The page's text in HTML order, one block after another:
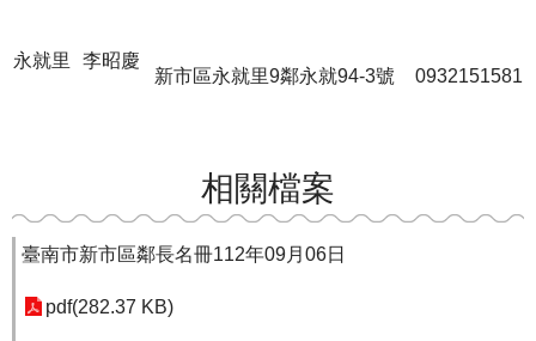
永就里 李昭慶
新市區永就里9鄰永就94-3號 0932151581
相關檔案
臺南市新市區鄰長名冊112年09月06日
pdf(282.37 KB)